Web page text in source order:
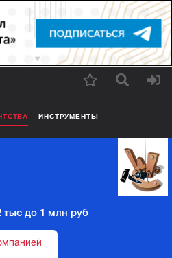
ИНСТРУМЕНТЫ
тыс до 1 млн руб